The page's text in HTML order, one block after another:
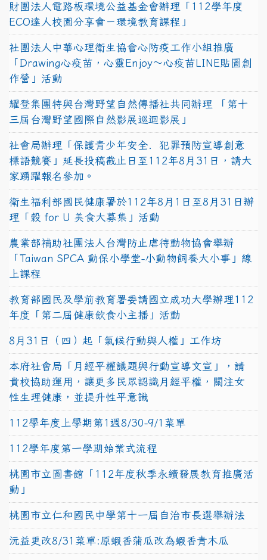
財團法人電路板環境公益基金會辦理「112學年度
ECO達人校園分享會－環境教育課程」
社團法人中華心理衛生協會心防疫工作小組推廣
「Drawing心疫苗，心靈Enjoy〜心疫苗LINE貼圖創
作營」活動
耀登集團特與台灣野望自然傳播社共同辦理 「第十
三屆台灣野望國際自然影展巡迴影展」
社會局辦理「保護青少年安全．犯罪預防宣導創意
標語競賽」延長投稿截止日至112年8月31日，請大
家踴躍報名參加。
衛生福利部國民健康署於112年8月1日至8月31日辦
理「穀 for U 美食大募集」活動
農業部補助社團法人台灣防止虐待動物協會舉辦
「Taiwan SPCA 動保小學堂-小動物飼養大小事」線
上課程
教育部國民及學前教育署委請國立成功大學辦理112
年度「第二屆健康飲食小主播」活動
8月31日（四）起「氣候行動與人權」工作坊
本府社會局「月經平權議題與行動宣導文宣」，請
貴校協助運用，讓更多民眾認識月經平權，關注女
性生理健康，並提升性平意識
112學年度上學期第1週8/30-9/1菜單
112學年度第一學期始業式流程
桃園市立圖書館「112年度秋季永續發展教育推廣活
動」
桃園市立仁和國民中學第十一屆自治市長選舉辦法
沅益更改8/31菜單:原蝦香蒲瓜改為蝦香青木瓜